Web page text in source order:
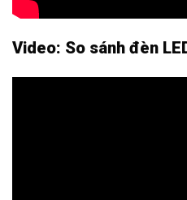
Video: So sánh đèn